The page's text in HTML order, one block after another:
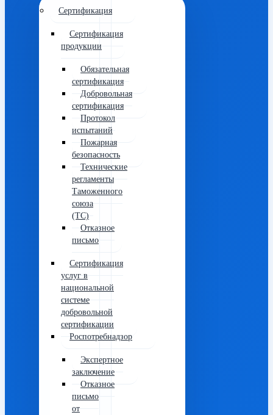
Сертификация
Сертификация
продукции
Обязательная
сертификация
Добровольная
сертификация
Протокол
испытаний
Пожарная
безопасность
Технические
регламенты
Таможенного
союза
(ТС)
Отказное
письмо
Сертификация
услуг в
национальной
системе
добровольной
сертификации
Роспотребнадзор
Экспертное
заключение
Отказное
письмо
от